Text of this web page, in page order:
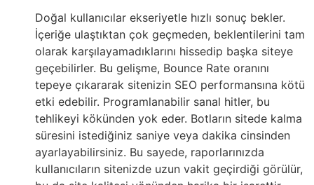
Doğal kullanıcılar ekseriyetle hızlı sonuç bekler.
İçeriğe ulaştıktan çok geçmeden, beklentilerini tam
olarak karşılayamadıklarını hissedip başka siteye
geçebilirler. Bu gelişme, Bounce Rate oranını
tepeye çıkararak sitenizin SEO performansına kötü
etki edebilir. Programlanabilir sanal hitler, bu
tehlikeyi kökünden yok eder. Botların sitede kalma
süresini istediğiniz saniye veya dakika cinsinden
ayarlayabilirsiniz. Bu sayede, raporlarınızda
kullanıcıların sitenizde uzun vakit geçirdiği görülür,